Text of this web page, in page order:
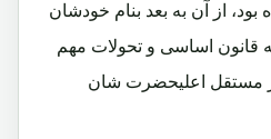
از آن به بعد بنام خودشان
قانون اساسی و تحولات مهم
مستقل اعلیحضرت شان